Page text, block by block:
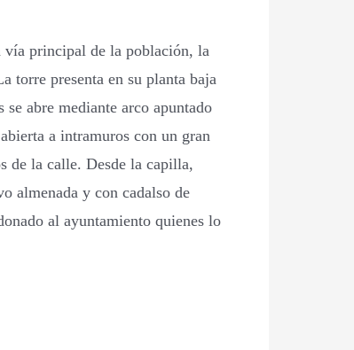
vía principal de la población, la
torre presenta en su planta baja
abre mediante arco apuntado
a intramuros con un gran
de la calle. Desde la capilla,
almenada y con cadalso de
al ayuntamiento quienes lo